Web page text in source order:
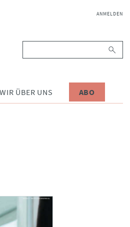
NAVIGATION
ANMELDEN
WIR ÜBER UNS ABO